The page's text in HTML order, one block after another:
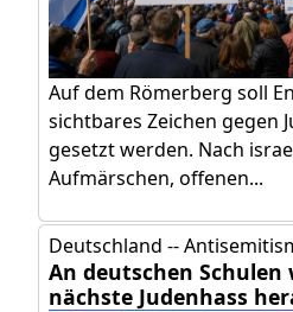
Auf dem Römerberg soll
sichtbares Zeichen gegen
gesetzt werden. Nach
Aufmärschen, offenen...
Deutschland --
An deutschen Schulen
nächste Judenhass